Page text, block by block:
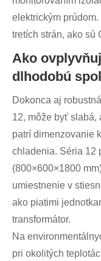
elektrickým
tretích strán, ako sú
Ako
dlhodobú
Dokonca aj
12, môže byť slabá,
patrí dimenzovanie
chladenia. Séria 12
(800×600×1800
umiestnenie v
ako piatimi
transformátor.
Na
pri okolitých